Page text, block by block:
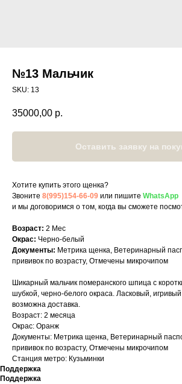
№13 Мальчик
SKU: 13
35000,00 р.
Оставить заявку на
Хотите купить этого щенка?
Звоните 8(995)154-66-09 или пишите WhatsApp
и мы договоримся о том, когда вы сможете
Возраст: 2 Мес
Окрас: Черно-белый
Документы: Метрика щенка, Ветеринарный
прививок по возрасту, Отмечены микрочипом
Шикарный мальчик померанского шпица с
шубкой, черно-белого окраса. Ласковый,
возможна доставка.
Возраст: 2 месяца
Окрас: Оранж
Документы: Метрика щенка, Ветеринарный
прививок по возрасту, Отмечены микрочипом
Станция метро: Кузьминки
Поддержка
Поддержка